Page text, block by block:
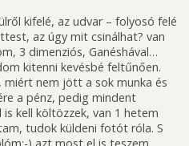
kifelé, az udvar – folyosó felé
az úgy mit csinálhat? van
3 dimenziós, Ganéshával…
kitenni kevésbé feltűnően.
miért nem jött a sok munka és
a pénz, pedig mindent
kell költözzek, van 1 hetem
tudok küldeni fotót róla. S